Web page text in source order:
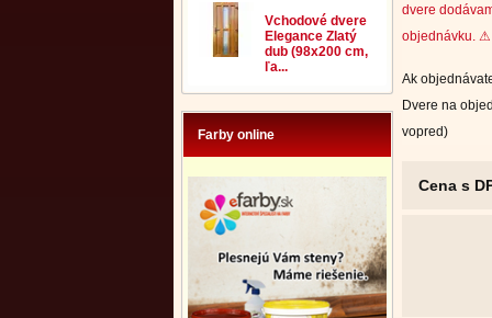
Vchodové dvere
Elegance Zlatý
dub (98x200 cm,
ľa...
Farby online
dvere
objednávku. ⚠
Ak
Dvere na
vopred)
Cena s